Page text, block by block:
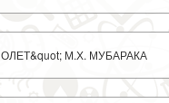
М.Х. МУБАРАКА